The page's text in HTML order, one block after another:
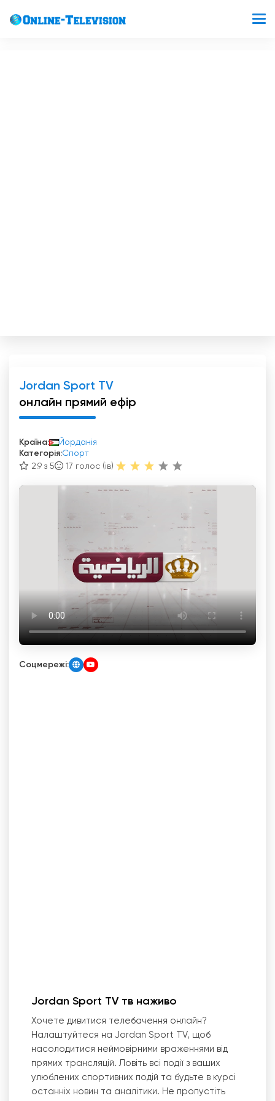
Jordan Sport TV
онлайн прямий ефір
Країна:
Йорданія
Категорія:Спорт
2.9 з 5
17 голос (ів)
Соцмережі:
Jordan Sport TV тв наживо
Хочете дивитися телебачення онлайн?
Налаштуйтеся на Jordan Sport TV, щоб
насолодитися неймовірними враженнями від
прямих трансляцій. Ловіть всі події з ваших
улюблених спортивних подій та будьте в курсі
останніх новин та аналітики. Не пропустіть